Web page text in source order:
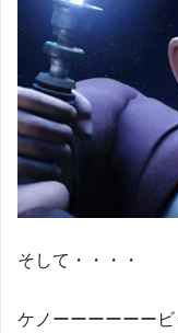
そして・・・・
ケノーーーーーー